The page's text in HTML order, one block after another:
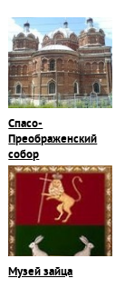
Спасо-
Преображенский
собор
Музей зайца